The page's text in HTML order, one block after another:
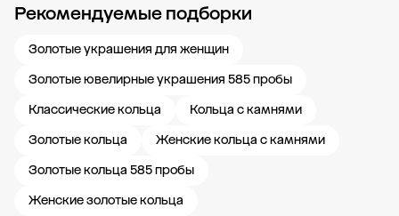
Рекомендуемые подборки
Золотые украшения для женщин
Золотые ювелирные украшения 585 пробы
Классические кольца
Кольца с камнями
Золотые кольца
Женские кольца с камнями
Золотые кольца 585 пробы
Женские золотые кольца
Новости компании Журнал ЗОЛОТОЙ Блог